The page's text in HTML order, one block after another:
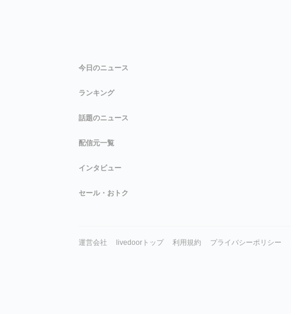
今日のニュース
ランキング
話題のニュース
配信元一覧
インタビュー
セール・おトク
運営会社 livedoorトップ 利用規約 プライバシーポリシー